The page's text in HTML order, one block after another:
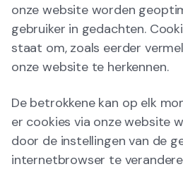
onze website worden
gebruiker in gedachten.
staat om, zoals eerder
onze website te herkennen.
De betrokkene kan op elk
er cookies via onze website
door de instellingen van de
internetbrowser te